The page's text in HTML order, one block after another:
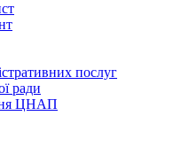
послуг
ради
ЦНАП